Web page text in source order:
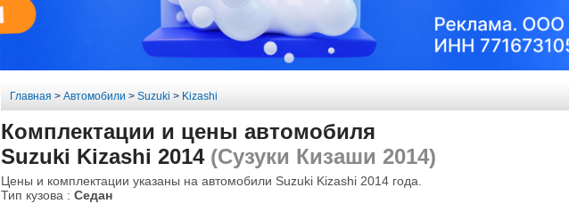
Главная > Автомобили > Suzuki > Kizashi
Комплектации и цены автомобиля
Suzuki Kizashi 2014(Сузуки Кизаши 2014)
Цены и комплектации указаны на автомобили Suzuki Kizashi 2014 года.
Тип кузова : Седан